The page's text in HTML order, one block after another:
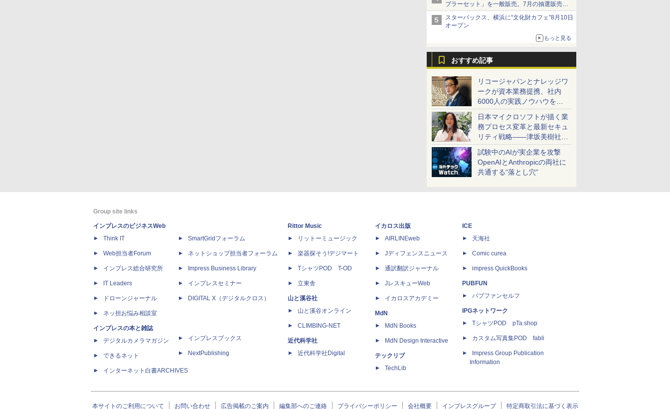
ブラーセット」を一般販売。7月の抽選販売の
当選無効分
スターバックス、横浜に“文化財カフェ”8月10日
オープン
もっと見る
おすすめ記事
リコージャパンとナレッジワ
ークが資本業務提携、社内
6000人の実践ノウハウを生
かした「AI商談記録 for
RICOH」を展開へ
日本マイクロソフトが描く業
務プロセス変革と最新セキュ
リティ戦略――津坂美樹社長
が2027年度戦略を説明
試験中のAIが実企業を攻撃
OpenAIとAnthropicの両社に
共通する“落とし穴”
Group site links
インプレスのビジネスWeb
Think IT
Web担当者Forum
インプレス総合研究所
IT Leaders
ドローンジャーナル
ネッ担お悩み相談室
インプレスの本と雑誌
デジタルカメラマガジン
できるネット
インターネット白書ARCHIVES
SmartGridフォーラム
ネットショップ担当者フォーラム
Impress Business Library
インプレスセミナー
DIGITAL X（デジタルクロス）
インプレスブックス
NextPublishing
Rittor Music
リットーミュージック
楽器探そう!デジマート
TシャツPOD T-OD
立東舎
山と溪谷社
山と溪谷オンライン
CLIMBING-NET
近代科学社
近代科学社Digital
イカロス出版
AIRLINEweb
Jディフェンスニュース
通訳翻訳ジャーナル
JレスキューWeb
イカロスアカデミー
MdN
MdN Books
MdN Design Interactive
テックリブ
TechLib
ICE
天海社
Comic curea
impress QuickBooks
PUBFUN
パブファンセルフ
IPGネットワーク
TシャツPOD pTa.shop
カスタム写真集POD fabli
Impress Group Publication
Information
本サイトのご利用について お問い合わせ 広告掲載のご案内 編集部へのご連絡 プライバシーポリシー 会社概要 インプレスグループ 特定商取引法に基づく表示